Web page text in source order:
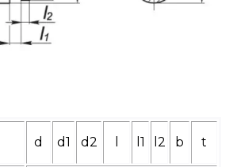
d d1 d2 l1 l2 b t